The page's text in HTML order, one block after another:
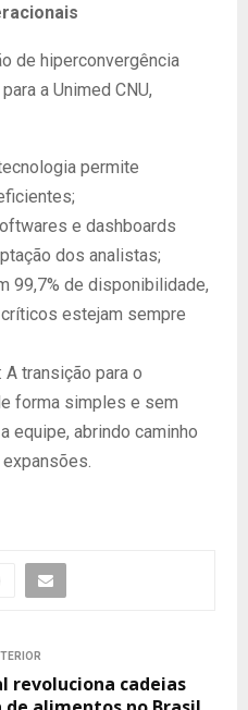
de hiperconvergência
a Unimed CNU,
permite
e dashboards
dos analistas;
99,7% de disponibilidade,
estejam sempre
: A transição para o
forma simples e sem
equipe, abrindo caminho
cadeias